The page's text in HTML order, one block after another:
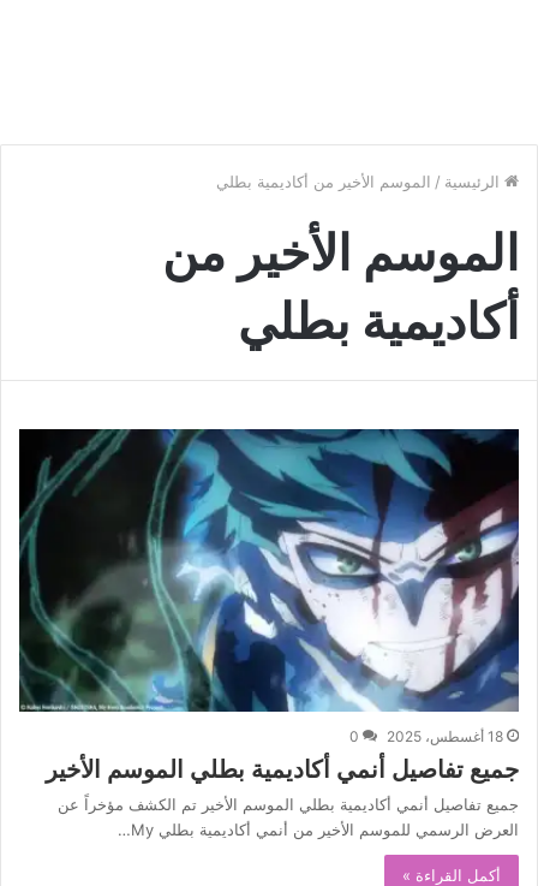
الرئيسية / الموسم الأخير من أكاديمية بطلي
الموسم الأخير من
أكاديمية بطلي
18 أغسطس، 2025 0
جميع تفاصيل أنمي أكاديمية بطلي الموسم الأخير
جميع تفاصيل أنمي أكاديمية بطلي الموسم الأخير تم الكشف مؤخراً عن
العرض الرسمي للموسم الأخير من أنمي أكاديمية بطلي My…
أكمل القراءة »